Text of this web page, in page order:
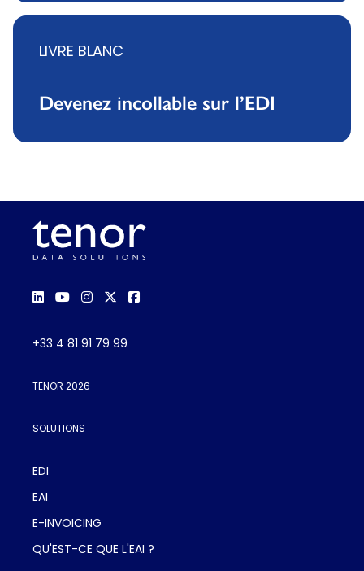
LIVRE BLANC
Devenez incollable sur l’EDI
+33 4 81 91 79 99
TENOR 2026
SOLUTIONS
EDI
EAI
E-INVOICING
QU'EST-CE QUE L'EAI ?